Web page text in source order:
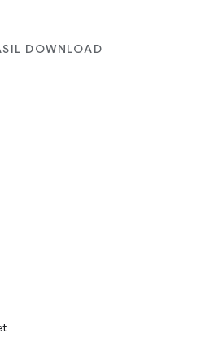
DOWNLOAD